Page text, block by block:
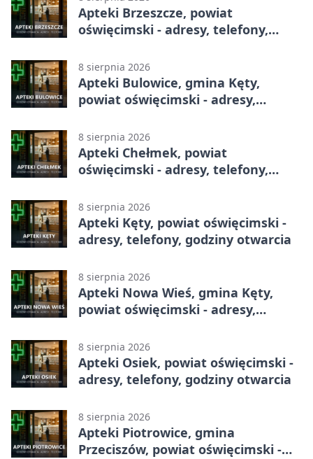
Apteki Brzeszcze, powiat
oświęcimski - adresy, telefony,
8 sierpnia 2026
Apteki Bulowice, gmina Kęty,
powiat oświęcimski - adresy,
8 sierpnia 2026
Apteki Chełmek, powiat
oświęcimski - adresy, telefony,
8 sierpnia 2026
Apteki Kęty, powiat oświęcimski -
adresy, telefony, godziny otwarcia
8 sierpnia 2026
Apteki Nowa Wieś, gmina Kęty,
powiat oświęcimski - adresy,
8 sierpnia 2026
Apteki Osiek, powiat oświęcimski -
adresy, telefony, godziny otwarcia
8 sierpnia 2026
Apteki Piotrowice, gmina
Przeciszów, powiat oświęcimski -